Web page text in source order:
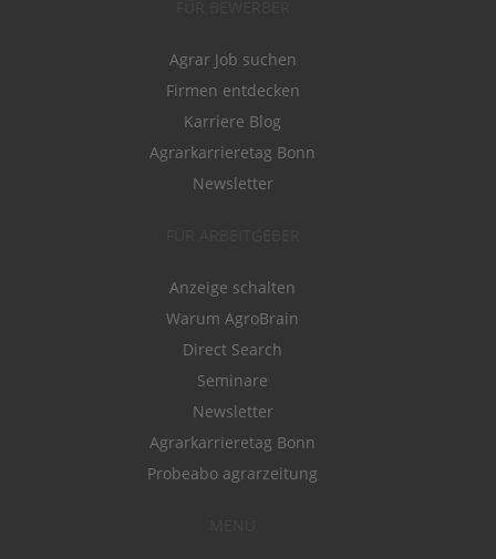
Agrar Job suchen
Firmen entdecken
Karriere Blog
Agrarkarrieretag Bonn
Newsletter
Anzeige schalten
Warum AgroBrain
Direct Search
Seminare
Newsletter
Agrarkarrieretag Bonn
Probeabo agrarzeitung